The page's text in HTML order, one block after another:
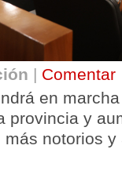
| Comentar
en
provincia y
notorios